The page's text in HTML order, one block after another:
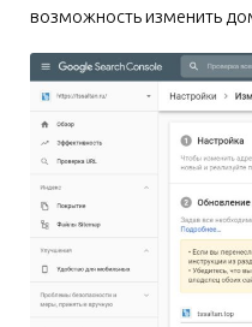
возможность изменить